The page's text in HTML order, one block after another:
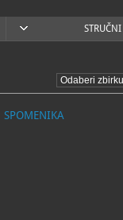
SPOMENIKA